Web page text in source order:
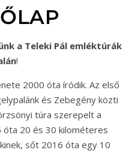
!
2000 óta íródik. Az első
és Zebegény közti
túra szerepelt a
óta 20 és 30 kilométeres
sőt 2016 óta egy 10